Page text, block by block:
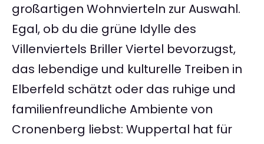
großartigen Wohnvierteln zur Auswahl.
Egal, ob du die grüne Idylle des
Villenviertels Briller Viertel bevorzugst,
das lebendige und kulturelle Treiben in
Elberfeld schätzt oder das ruhige und
familienfreundliche Ambiente von
Cronenberg liebst: Wuppertal hat für